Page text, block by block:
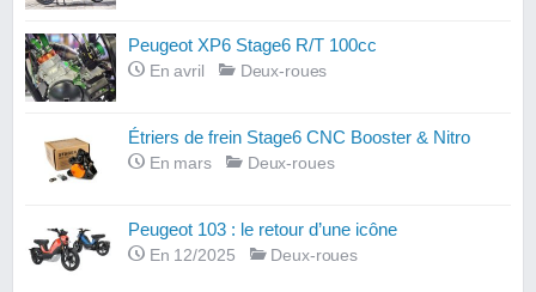
Peugeot XP6 Stage6 R/T 100cc
En avril Deux-roues
Étriers de frein Stage6 CNC Booster & Nitro
En mars Deux-roues
Peugeot 103 : le retour d’une icône
En 12/2025 Deux-roues